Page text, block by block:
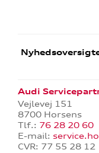
Audi
Vejlevej 151
8700 Horsens
Tlf.: 76 28 20 60
E-mail:
CVR: 77 55 28 12